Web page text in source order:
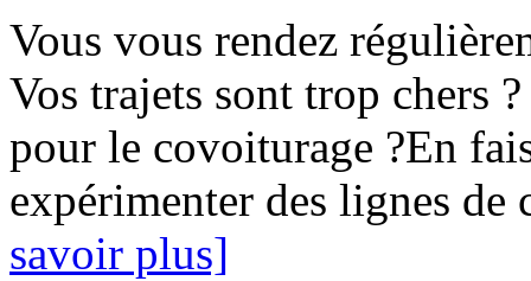
Vous vous rendez
Vos trajets sont trop chers
pour le covoiturage ?En
expérimenter des lignes
savoir plus]